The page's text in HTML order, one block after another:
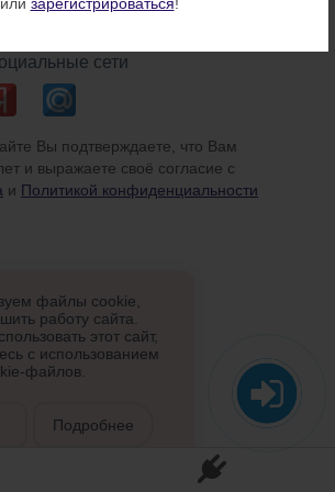
сети
Вы подтверждаете, что Вам
и выражаете своё согласие с
и Политикой конфиденциальности
файлы cookie,
работу сайта.
этот сайт,
с использованием
файлов.
Подробнее